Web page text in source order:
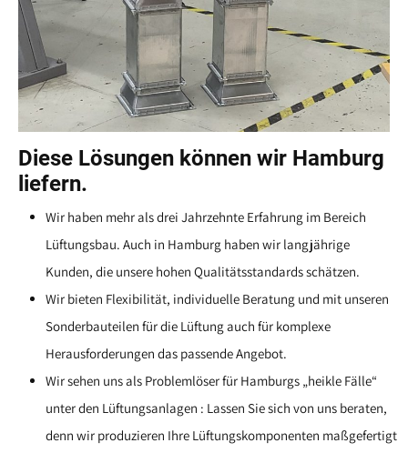
Diese Lösungen können wir Hamburg
liefern.
Wir haben mehr als drei Jahrzehnte Erfahrung im Bereich
Lüftungsbau. Auch in Hamburg haben wir langjährige
Kunden, die unsere hohen Qualitätsstandards schätzen.
Wir bieten Flexibilität, individuelle Beratung und mit unseren
Sonderbauteilen für die Lüftung auch für komplexe
Herausforderungen das passende Angebot.
Wir sehen uns als Problemlöser für Hamburgs „heikle Fälle“
unter den Lüftungsanlagen : Lassen Sie sich von uns beraten,
denn wir produzieren Ihre Lüftungskomponenten maßgefertigt